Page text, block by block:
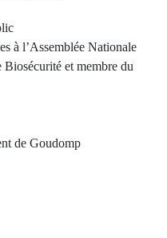
à l’Assemblée Nationale
et membre du
de Goudomp